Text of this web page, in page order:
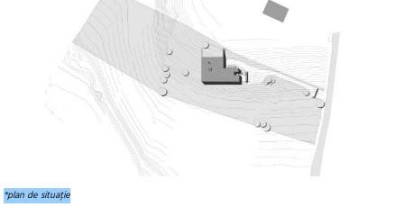
*plan de situație